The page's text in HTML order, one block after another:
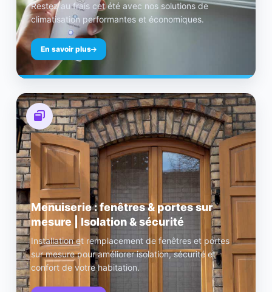
Restez au frais cet été avec nos solutions de
climatisation performantes et économiques.
En savoir plus
Menuiserie : fenêtres & portes sur
mesure | Isolation & sécurité
Installation et remplacement de fenêtres et portes
sur mesure pour améliorer isolation, sécurité et
confort de votre habitation.